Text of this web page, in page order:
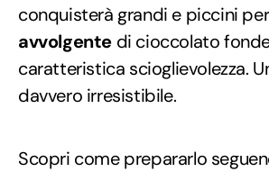
conquisterà grandi e piccini
avvolgente di cioccolato
caratteristica scioglievolezza.
davvero irresistibile.
Scopri come prepararlo